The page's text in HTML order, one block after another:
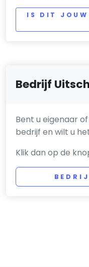
IS DIT
Bedrijf
Bent u eigenaar
bedrijf en wilt u
Klik dan op de